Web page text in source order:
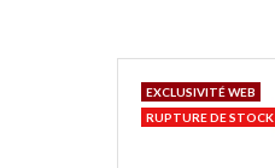
EXCLUSIVITÉ WEB
RUPTURE DE STOCK